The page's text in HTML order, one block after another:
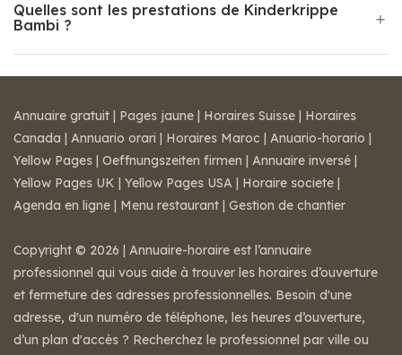
Quelles sont les prestations de Kinderkrippe
Bambi ?
Annuaire gratuit | Pages jaune | Horaires Suisse | Horaires
Canada | Annuario orari | Horaires Maroc | Anuario-horario |
Yellow Pages | Oeffnungszeiten firmen | Annuaire inversé |
Yellow Pages UK | Yellow Pages USA | Horaire societe |
Agenda en ligne | Menu restaurant | Gestion de chantier
Copyright © 2026 | Annuaire-horaire est l’annuaire
professionnel qui vous aide à trouver les horaires d’ouverture
et fermeture des adresses professionnelles. Besoin d'une
adresse, d'un numéro de téléphone, les heures d’ouverture,
d’un plan d'accès ? Recherchez le professionnel par ville ou